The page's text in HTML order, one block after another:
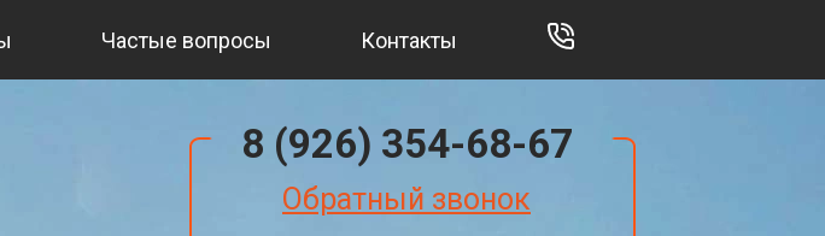
Частые вопросы Контакты
8 (926) 354-68-67
Обратный звонок